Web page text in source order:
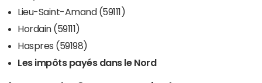
Lieu-Saint-Amand (59111)
Hordain (59111)
Haspres (59198)
Les impôts payés dans le Nord